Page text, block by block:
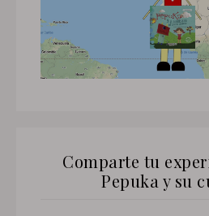
Comparte tu
Pepuka y su